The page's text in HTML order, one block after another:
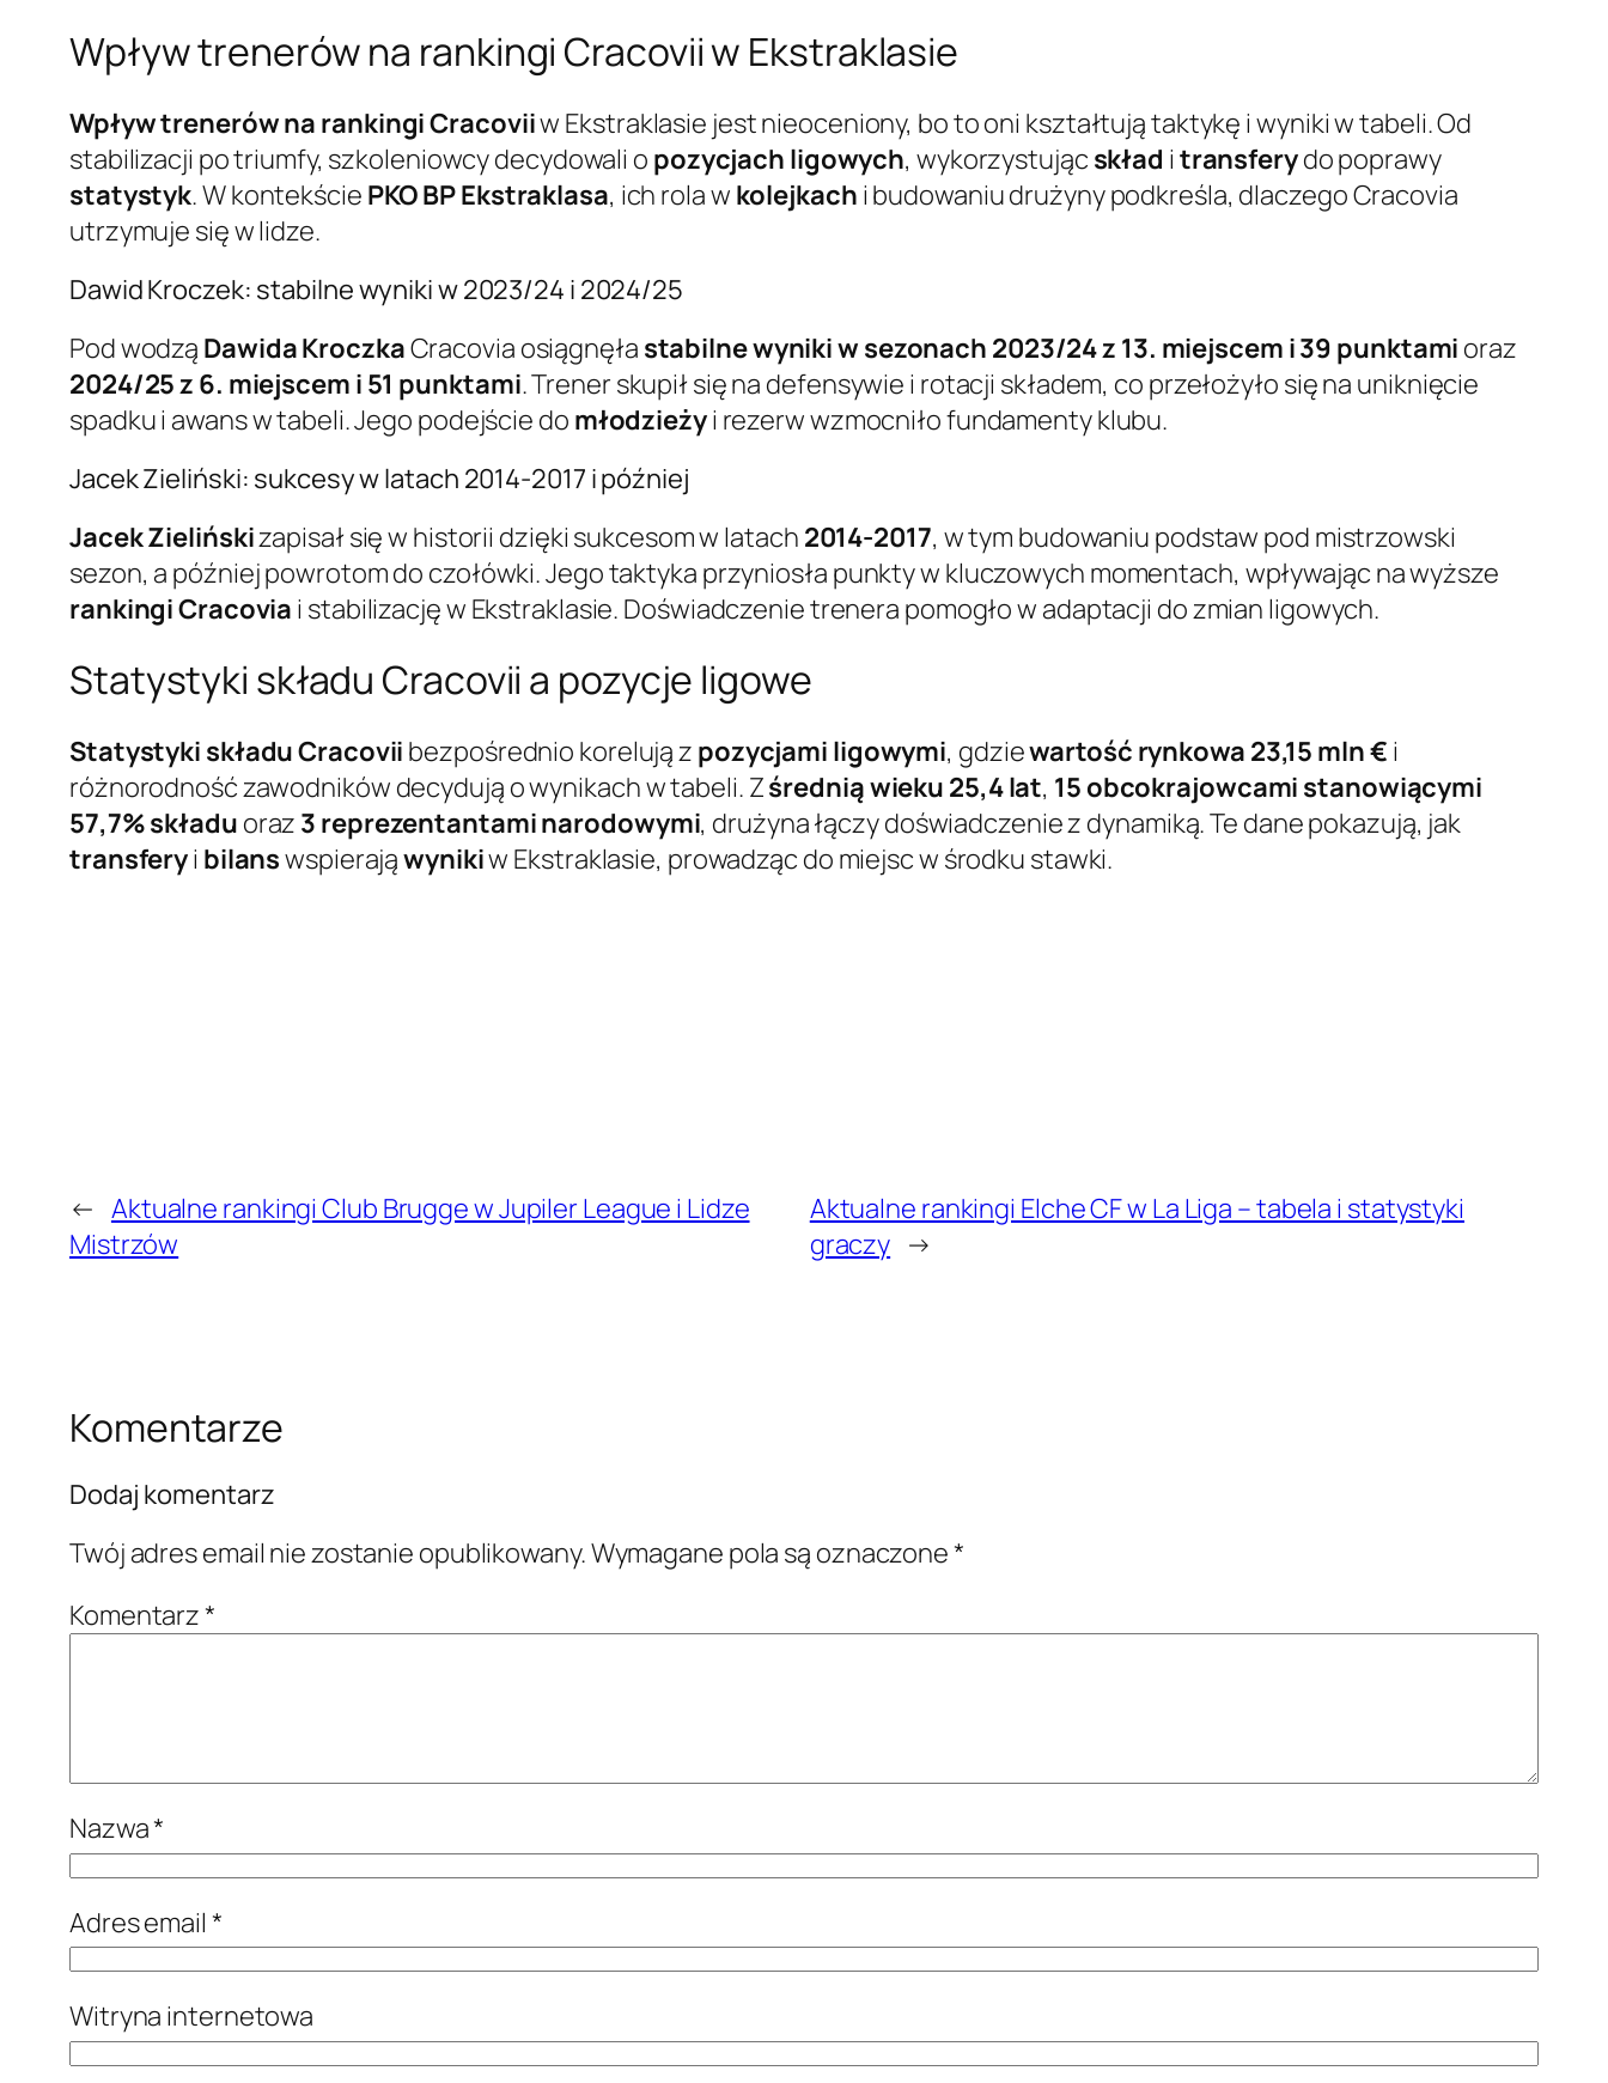
Wpływ trenerów na rankingi Cracovii w Ekstraklasie
Wpływ trenerów na rankingi Cracoviiw Ekstraklasie jest nieoceniony, bo to oni kształtują taktykę i wyniki w tabeli. Od
stabilizacji po triumfy, szkoleniowcy decydowali o pozycjach ligowych, wykorzystując skład i transferydo poprawy
statystyk. W kontekście PKO BP Ekstraklasa, ich rola w kolejkach i budowaniu drużyny podkreśla, dlaczego Cracovia
utrzymuje się w lidze.
Dawid Kroczek: stabilne wyniki w 2023/24 i 2024/25
Pod wodzą Dawida KroczkaCracovia osiągnęła stabilne wyniki w sezonach 2023/24 z 13. miejscem i 39 punktami oraz
2024/25 z 6. miejscem i 51 punktami. Trener skupił się na defensywie i rotacji składem, co przełożyło się na uniknięcie
spadku i awans w tabeli. Jego podejście do młodzieżyi rezerw wzmocniło fundamenty klubu.
Jacek Zieliński: sukcesy w latach 2014-2017 i później
Jacek Zielińskizapisał się w historii dzięki sukcesom w latach 2014-2017, w tym budowaniu podstaw pod mistrzowski
sezon, a później powrotom do czołówki. Jego taktyka przyniosła punkty w kluczowych momentach, wpływając na wyższe
rankingi Cracovia i stabilizację w Ekstraklasie. Doświadczenie trenera pomogło w adaptacji do zmian ligowych.
Statystyki składu Cracovii a pozycje ligowe
Statystyki składu Cracovii bezpośrednio korelują z pozycjami ligowymi, gdziewartość rynkowa 23,15 mln € i
różnorodność zawodników decydują o wynikach w tabeli. Zśrednią wieku 25,4 lat, 15 obcokrajowcami stanowiącymi
57,7% składu oraz 3 reprezentantami narodowymi, drużyna łączy doświadczenie z dynamiką. Te dane pokazują, jak
transferyi bilanswspierająwynikiw Ekstraklasie, prowadząc do miejsc w środku stawki.
← Aktualne rankingi Club Brugge w Jupiler League i Lidze
Mistrzów
Aktualne rankingi Elche CF w La Liga – tabela i statystyki
graczy →
Komentarze
Dodaj komentarz
Twój adres email nie zostanie opublikowany.Wymagane pola są oznaczone*
Komentarz*
Nazwa*
Adres email *
Witryna internetowa